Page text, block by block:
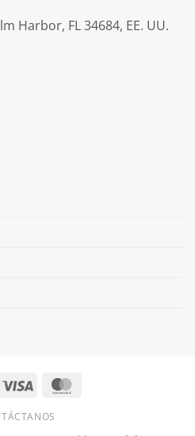
Harbor, FL 34684, EE. UU.
Visa